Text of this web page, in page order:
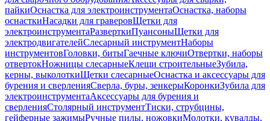
пайкиОснастка для электроинструментаОснастка, наборы
оснасткиНасадки для граверовЩетки для
электроинструментаРазверткиПуансоныЩетки для
электродвигателейСлесарный инструментНаборы
инструментовГоловки, битыГаечные ключиОтвертки, наборы
отвертокНожницы слесарныеКлещи строительныеЗубила,
керны, выколоткиЩетки слесарныеОснастка и аксессуары для
бурения и сверленияСверла, буры, зенкерыКоронкиЗубила для
электроинструментаАксессуары для бурения и
сверленияСтолярный инструментТиски, струбцины,
гейферные зажимыРучные пилы, ножовкиМолотки, кувалды,